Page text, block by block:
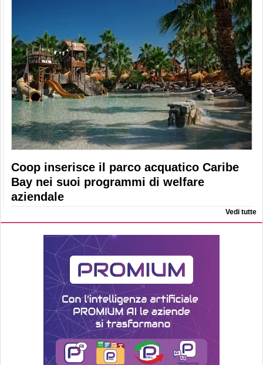
Coop inserisce il parco acquatico Caribe
Bay nei suoi programmi di welfare
aziendale
Vedi tutte